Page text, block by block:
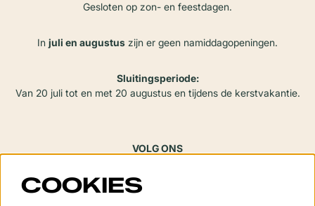
Gesloten op zon- en feestdagen.
In juli en augustus zijn er geen namiddagopeningen.
Sluitingsperiode:
Van 20 juli tot en met 20 augustus en tijdens de kerstvakantie.
VOLG ONS
COOKIES